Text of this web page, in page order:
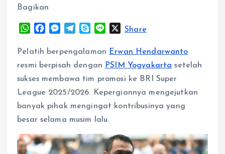
Bagikan
W
a
A
p
p
c
o
o
k
M
s
n
g
e
r
T
l
e
r
a
m
y
n
e
XShare
Pelatih berpengalaman Erwan Hendarwanto
resmi berpisah dengan PSIM Yogyakarta setelah
sukses membawa tim promosi ke BRI Super
League 2025/2026. Kepergiannya mengejutkan
banyak pihak mengingat kontribusinya yang
besar selama musim lalu.